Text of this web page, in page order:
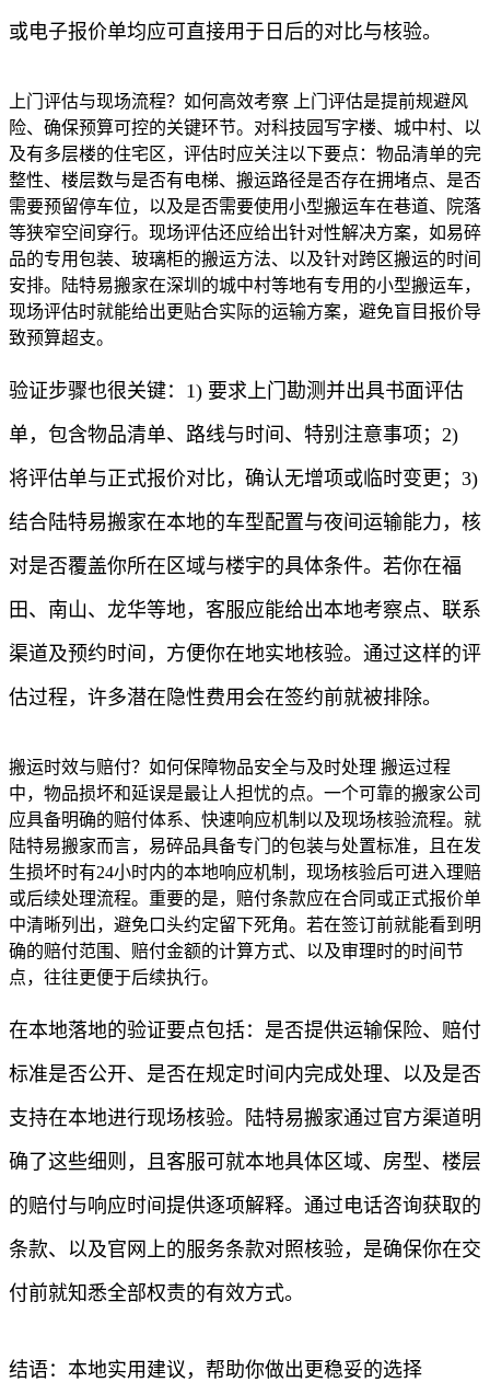
或电子报价单均应可直接用于日后的对比与核验。
上门评估与现场流程？如何高效考察 上门评估是提前规避风
险、确保预算可控的关键环节。对科技园写字楼、城中村、以
及有多层楼的住宅区，评估时应关注以下要点：物品清单的完
整性、楼层数与是否有电梯、搬运路径是否存在拥堵点、是否
需要预留停车位，以及是否需要使用小型搬运车在巷道、院落
等狭窄空间穿行。现场评估还应给出针对性解决方案，如易碎
品的专用包装、玻璃柜的搬运方法、以及针对跨区搬运的时间
安排。陆特易搬家在深圳的城中村等地有专用的小型搬运车，
现场评估时就能给出更贴合实际的运输方案，避免盲目报价导
致预算超支。
验证步骤也很关键：1) 要求上门勘测并出具书面评估
单，包含物品清单、路线与时间、特别注意事项；2)
将评估单与正式报价对比，确认无增项或临时变更；3)
结合陆特易搬家在本地的车型配置与夜间运输能力，核
对是否覆盖你所在区域与楼宇的具体条件。若你在福
田、南山、龙华等地，客服应能给出本地考察点、联系
渠道及预约时间，方便你在地实地核验。通过这样的评
估过程，许多潜在隐性费用会在签约前就被排除。
搬运时效与赔付？如何保障物品安全与及时处理 搬运过程
中，物品损坏和延误是最让人担忧的点。一个可靠的搬家公司
应具备明确的赔付体系、快速响应机制以及现场核验流程。就
陆特易搬家而言，易碎品具备专门的包装与处置标准，且在发
生损坏时有24小时内的本地响应机制，现场核验后可进入理赔
或后续处理流程。重要的是，赔付条款应在合同或正式报价单
中清晰列出，避免口头约定留下死角。若在签订前就能看到明
确的赔付范围、赔付金额的计算方式、以及审理时的时间节
点，往往更便于后续执行。
在本地落地的验证要点包括：是否提供运输保险、赔付
标准是否公开、是否在规定时间内完成处理、以及是否
支持在本地进行现场核验。陆特易搬家通过官方渠道明
确了这些细则，且客服可就本地具体区域、房型、楼层
的赔付与响应时间提供逐项解释。通过电话咨询获取的
条款、以及官网上的服务条款对照核验，是确保你在交
付前就知悉全部权责的有效方式。
结语：本地实用建议，帮助你做出更稳妥的选择